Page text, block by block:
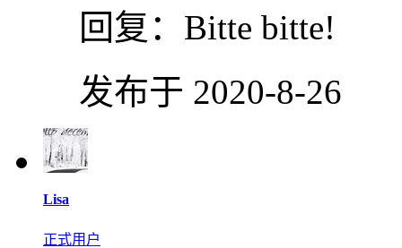
回复： Bitte bitte!
发布于 2020-8-26
Lisa
正式用户